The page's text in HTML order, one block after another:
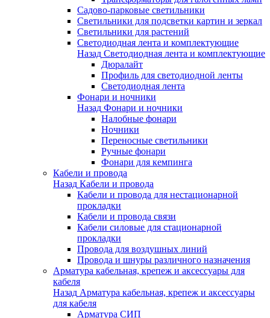
Садово-парковые светильники
Светильники для подсветки картин и зеркал
Светильники для растений
Светодиодная лента и комплектующие
Назад Светодиодная лента и комплектующие
Дюралайт
Профиль для светодиодной ленты
Светодиодная лента
Фонари и ночники
Назад Фонари и ночники
Налобные фонари
Ночники
Переносные светильники
Ручные фонари
Фонари для кемпинга
Кабели и провода
Назад Кабели и провода
Кабели и провода для нестационарной
прокладки
Кабели и провода связи
Кабели силовые для стационарной
прокладки
Провода для воздушных линий
Провода и шнуры различного назначения
Арматура кабельная, крепеж и аксессуары для
кабеля
Назад Арматура кабельная, крепеж и аксессуары
для кабеля
Арматура СИП